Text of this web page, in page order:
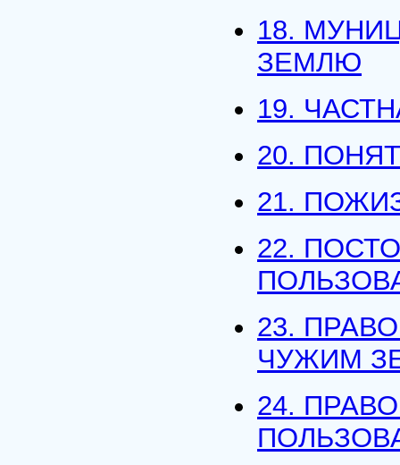
18.
ЗЕМЛЮ
19.
20.
21.
22.
23.
ЧУЖИМ
24.